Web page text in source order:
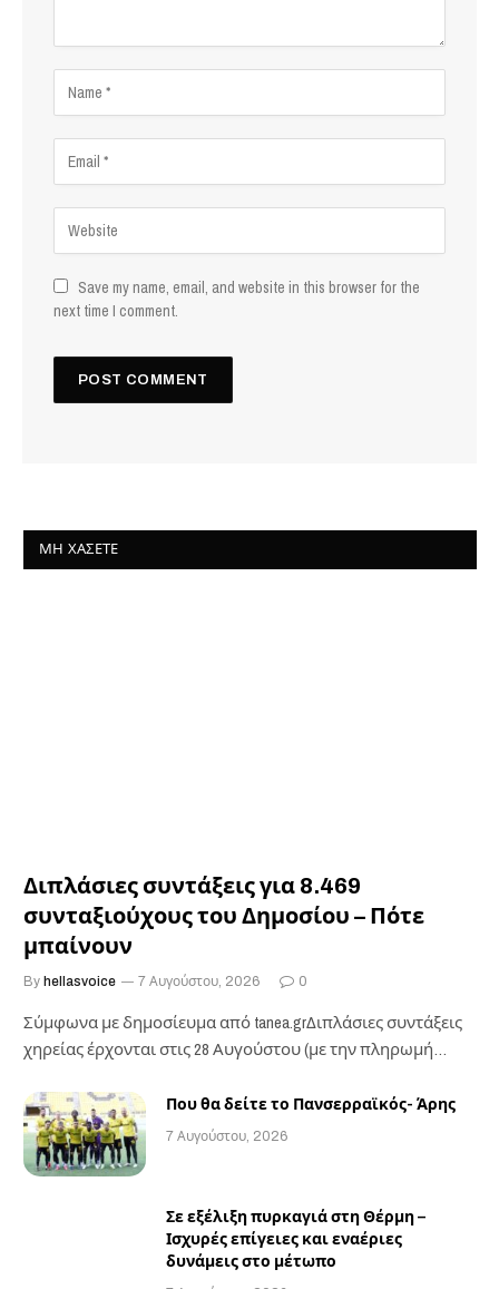
Save my name, email, and website in this browser for the
next time I comment.
ΜΗ ΧΆΣΕΤΕ
Διπλάσιες συντάξεις για 8.469
συνταξιούχους του Δημοσίου – Πότε
μπαίνουν
By hellasvoice 7 Αυγούστου, 2026 0
Σύμφωνα με δημοσίευμα από tanea.grΔιπλάσιες συντάξεις
χηρείας έρχονται στις 28 Αυγούστου (με την πληρωμή
Που θα δείτε το Πανσερραϊκός- Άρης
7 Αυγούστου, 2026
Σε εξέλιξη πυρκαγιά στη Θέρμη –
Ισχυρές επίγειες και εναέριες
δυνάμεις στο μέτωπο